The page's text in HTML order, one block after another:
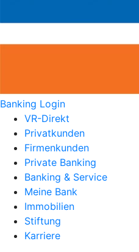
Banking Login
VR-Direkt
Privatkunden
Firmenkunden
Private Banking
Banking & Service
Meine Bank
Immobilien
Stiftung
Karriere